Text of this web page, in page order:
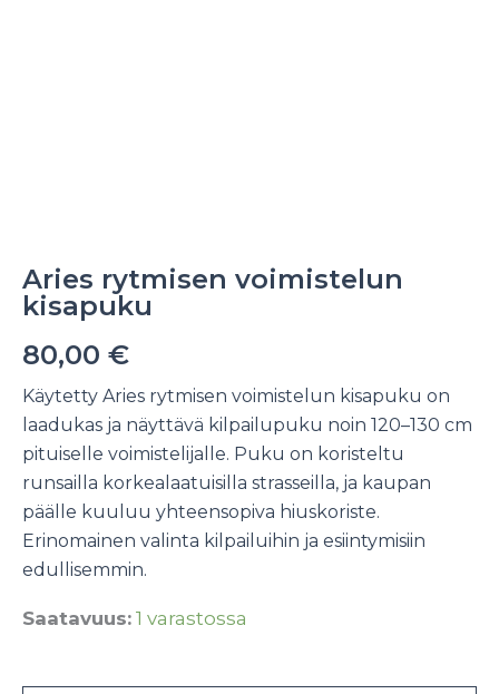
Aries rytmisen voimistelun
kisapuku
80,00 €
Käytetty Aries rytmisen voimistelun kisapuku on
laadukas ja näyttävä kilpailupuku noin 120–130 cm
pituiselle voimistelijalle. Puku on koristeltu
runsailla korkealaatuisilla strasseilla, ja kaupan
päälle kuuluu yhteensopiva hiuskoriste.
Erinomainen valinta kilpailuihin ja esiintymisiin
edullisemmin.
Saatavuus: 1 varastossa